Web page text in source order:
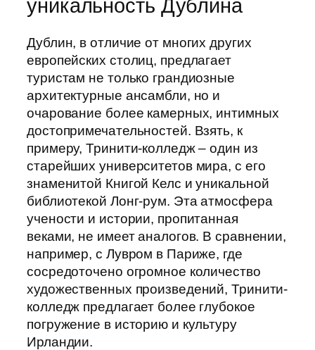
уникальность Дублина
Дублин, в отличие от многих других
европейских столиц, предлагает
туристам не только грандиозные
архитектурные ансамбли, но и
очарование более камерных, интимных
достопримечательностей. Взять, к
примеру, Тринити-колледж – один из
старейших университетов мира, с его
знаменитой Книгой Келс и уникальной
библиотекой Лонг-рум. Эта атмосфера
учености и истории, пропитанная
веками, не имеет аналогов. В сравнении,
например, с Лувром в Париже, где
сосредоточено огромное количество
художественных произведений, Тринити-
колледж предлагает более глубокое
погружение в историю и культуру
Ирландии.